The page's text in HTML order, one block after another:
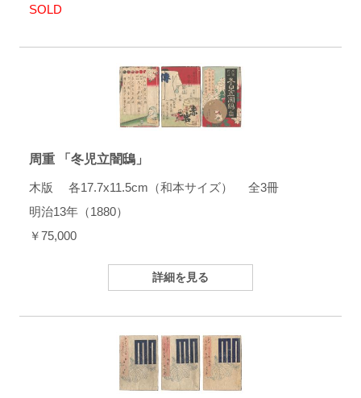
SOLD
周重 「冬児立闇鴟」
木版 各17.7x11.5cm（和本サイズ） 全3冊
明治13年（1880）
￥75,000
詳細を見る